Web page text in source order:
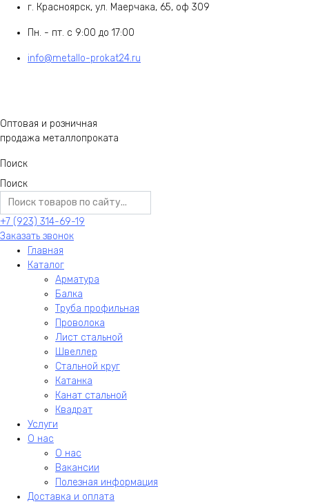
г. Красноярск, ул. Маерчака, 65, оф 309
Пн. - пт. с 9:00 до 17:00
info@metallo-prokat24.ru
Оптовая и розничная
продажа металлопроката
Поиск
Поиск
+7 (923) 314-69-19
Заказать звонок
Главная
Каталог
Арматура
Балка
Труба профильная
Проволока
Лист стальной
Швеллер
Стальной круг
Катанка
Канат стальной
Квадрат
Услуги
О нас
О нас
Вакансии
Полезная информация
Доставка и оплата